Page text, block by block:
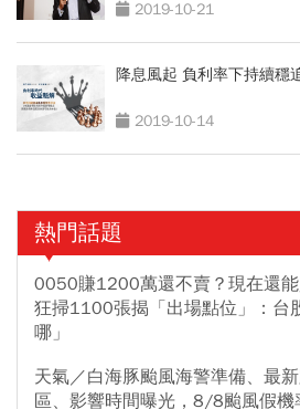
2019-10-21
降息風起 負利率下持續穩
2019-10-14
熱門話題
0050賺1200萬還不賣？現在還
狂掃1100張揭「出場點位」：台
哪」
天氣／白海豚颱風海警準備、最
區、影響時間曝光，8/8颱風假